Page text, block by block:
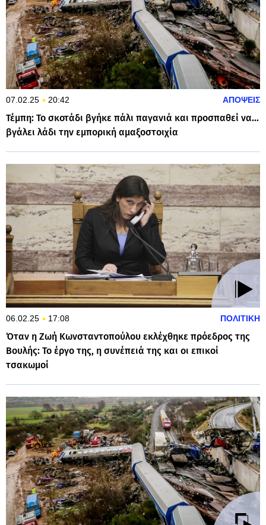
07.02.25 20:42 ΑΠΟΨΕΙΣ
Τέμπη: Το σκοτάδι βγήκε πάλι παγανιά και προσπαθεί να...
βγάλει λάδι την εμπορική αμαξοστοιχία
06.02.25 17:08 ΠΟΛΙΤΙΚΗ
Όταν η Ζωή Κωνσταντοπούλου εκλέχθηκε πρόεδρος της
Βουλής: Το έργο της, η συνέπειά της και οι επικοί
τσακωμοί